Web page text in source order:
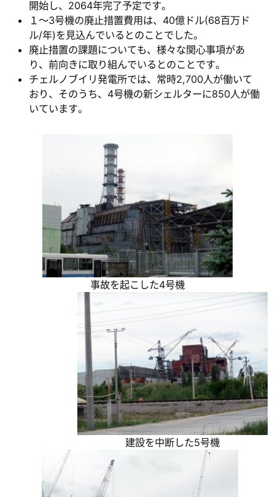
開始し、2064年完了予定です。
１～3号機の廃止措置費用は、40億ドル(68百万ド
ル/年)を見込んでいるとのことでした。
廃止措置の課題についても、様々な関心事項があ
り、前向きに取り組んでいるとのことです。
チェルノブイリ発電所では、常時2,700人が働いて
おり、そのうち、4号機の新シェルターに850人が働
いています。
事故を起こした4号機
建設を中断した5号機